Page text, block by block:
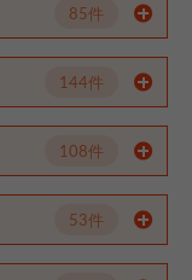
85件
144件
108件
53件